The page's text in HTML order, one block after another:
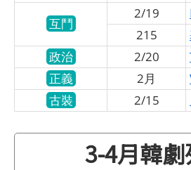
互鬥
2/19
215
政治
2/20
正義
2月
古裝
2/15
3-4月韓